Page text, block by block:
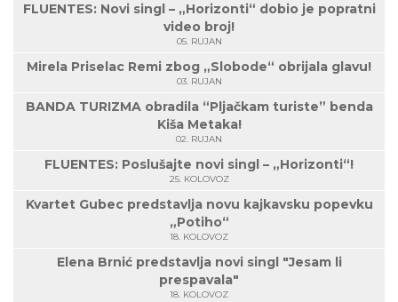
FLUENTES: Novi singl – „Horizonti“ dobio je popratni
video broj!
05. RUJAN
Mirela Priselac Remi zbog „Slobode“ obrijala glavu!
03. RUJAN
BANDA TURIZMA obradila “Pljačkam turiste” benda
Kiša Metaka!
02. RUJAN
FLUENTES: Poslušajte novi singl – „Horizonti“!
25. KOLOVOZ
Kvartet Gubec predstavlja novu kajkavsku popevku
„Potiho“
18. KOLOVOZ
Elena Brnić predstavlja novi singl "Jesam li
prespavala"
18. KOLOVOZ